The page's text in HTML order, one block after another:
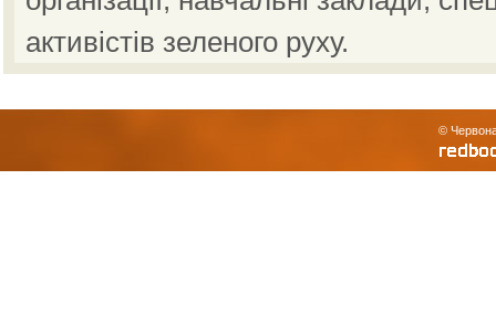
активістів зеленого руху.
©